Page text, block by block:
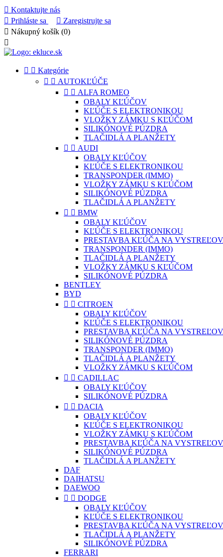
 Kontaktujte nás
 Prihláste sa  Zaregistrujte sa
 Nákupný košík (0)

  Kategórie
  AUTOKĽÚČE
  ALFA ROMEO
OBALY KĽÚČOV
KĽÚČE S ELEKTRONIKOU
VLOŽKY ZÁMKU S KĽÚČOM
SILIKÓNOVÉ PÚZDRA
TLAČIDLÁ A PLANŽETY
  AUDI
OBALY KĽÚČOV
KĽÚČE S ELEKTRONIKOU
TRANSPONDER (IMMO)
VLOŽKY ZÁMKU S KĽÚČOM
SILIKÓNOVÉ PÚZDRA
TLAČIDLÁ A PLANŽETY
  BMW
OBALY KĽÚČOV
KĽÚČE S ELEKTRONIKOU
PRESTAVBA KĽÚČA NA
TRANSPONDER (IMMO)
TLAČIDLÁ A PLANŽETY
VLOŽKY ZÁMKU S KĽÚČOM
SILIKÓNOVÉ PÚZDRA
BENTLEY
BYD
  CITROEN
OBALY KĽÚČOV
KĽÚČE S ELEKTRONIKOU
PRESTAVBA KĽÚČA NA
SILIKÓNOVÉ PÚZDRA
TRANSPONDER (IMMO)
TLAČIDLÁ A PLANŽETY
VLOŽKY ZÁMKU S KĽÚČOM
  CADILLAC
OBALY KĽÚČOV
SILIKÓNOVÉ PÚZDRA
  DACIA
OBALY KĽÚČOV
KĽÚČE S ELEKTRONIKOU
VLOŽKY ZÁMKU S KĽÚČOM
PRESTAVBA KĽÚČA NA
SILIKÓNOVÉ PÚZDRA
TLAČIDLÁ A PLANŽETY
DAF
DAIHATSU
DAEWOO
  DODGE
OBALY KĽÚČOV
KĽÚČE S ELEKTRONIKOU
PRESTAVBA KĽÚČA NA
TLAČIDLÁ A PLANŽETY
SILIKÓNOVÉ PÚZDRA
FERRARI